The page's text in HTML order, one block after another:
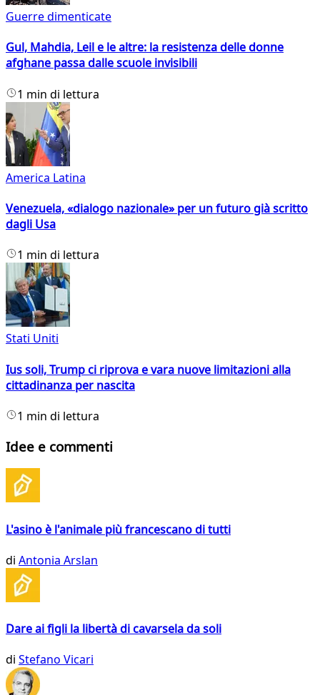
Guerre dimenticate
Gul, Mahdia, Leil e le altre: la resistenza delle donne
afghane passa dalle scuole invisibili
1 min di lettura
America Latina
Venezuela, «dialogo nazionale» per un futuro già scritto
dagli Usa
1 min di lettura
Stati Uniti
Ius soli, Trump ci riprova e vara nuove limitazioni alla
cittadinanza per nascita
1 min di lettura
Idee e commenti
L'asino è l'animale più francescano di tutti
di Antonia Arslan
Dare ai figli la libertà di cavarsela da soli
di Stefano Vicari